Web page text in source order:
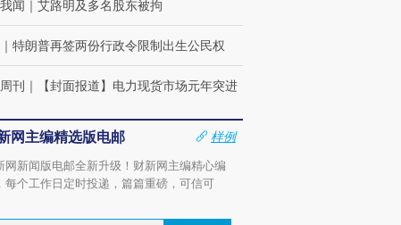
闻 ｜ 艾路明及多名股东被拘
｜ 特朗普再签两份行政令限制出生公民权
刊 ｜ 【封面报道】电力现货市场元年突进
网主编精选版电邮
样例
网新闻版电邮全新升级！财新网主编精心编
每个工作日定时投递，篇篇重磅，可信可